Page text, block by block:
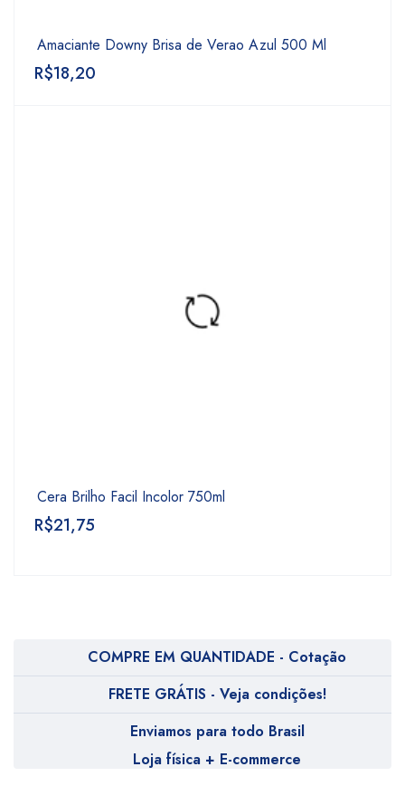
Amaciante Downy Brisa de Verao Azul 500 Ml
R$18,20
Cera Brilho Facil Incolor 750ml
R$21,75
COMPRE EM QUANTIDADE - Cotação
FRETE GRÁTIS - Veja condições!
Enviamos para todo Brasil
Loja física + E-commerce